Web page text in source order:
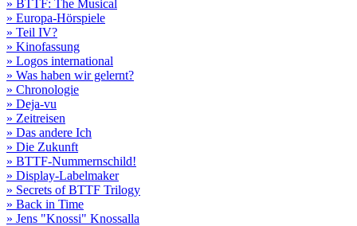
» BTTF: The Musical
» Europa-Hörspiele
» Teil IV?
» Kinofassung
» Logos international
» Was haben wir gelernt?
» Chronologie
» Deja-vu
» Zeitreisen
» Das andere Ich
» Die Zukunft
» BTTF-Nummernschild!
» Display-Labelmaker
» Secrets of BTTF Trilogy
» Back in Time
» Jens "Knossi" Knossalla